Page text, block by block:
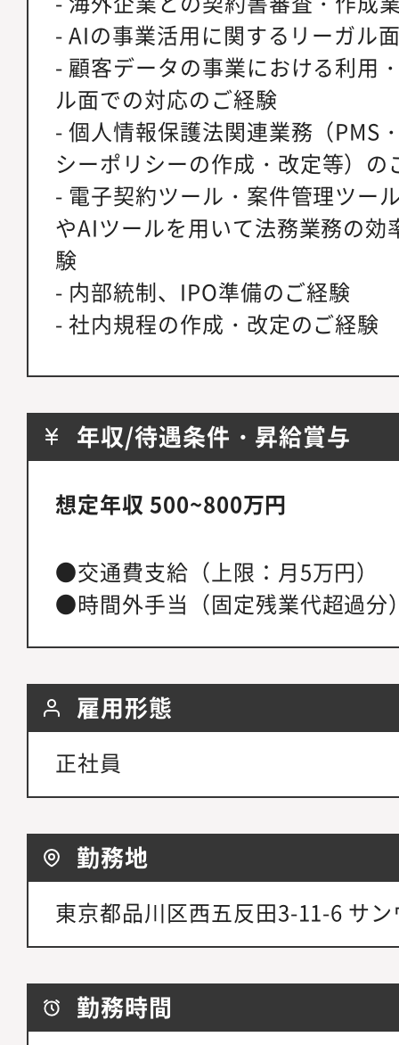
- AIの事業活用に関するリーガル
- 顧客データの事業における利用
ル面での対応のご経験
- 個人情報保護法関連業務（PMS
シーポリシーの作成・改定等）の
- 電子契約ツール・案件管理ツー
やAIツールを用いて法務業務の効
験
- 内部統制、IPO準備のご経験
- 社内規程の作成・改定のご経験
年収/待遇条件・昇給賞与
想定年収 500~800万円
●交通費支給（上限：月5万円）
●時間外手当（固定残業代超過分
雇用形態
正社員
勤務地
東京都品川区西五反田3-11-6 サ
勤務時間